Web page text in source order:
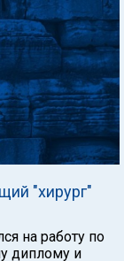
"хирург"
на работу по
диплому и